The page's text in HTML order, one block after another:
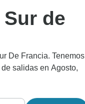
de
De Francia. Tenemos
salidas en Agosto,